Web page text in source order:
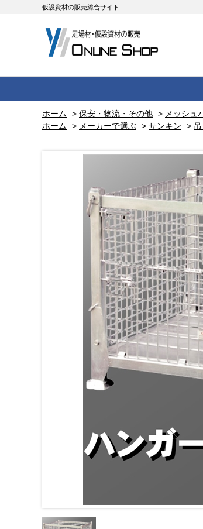
仮設資材の販売総合サイト
ホーム > 保安・物流・その他 > メッシュ
ホーム
> メーカーで選ぶ > サンキン >